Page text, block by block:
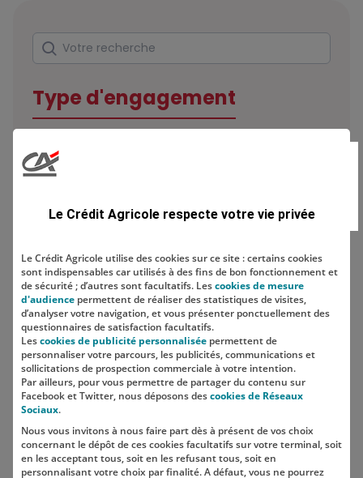
Rechercher
Votre recherche
Type d'engagement
Localisation
SUIVEZ-NOUS SUR LES RÉSEAUX
SOCIAUX
Le Crédit Agricole respecte votre vie privée
Le Crédit Agricole utilise des cookies sur ce site : certains cookies
sont indispensables car utilisés à des fins de bon fonctionnement et
de sécurité ; d’autres sont facultatifs. Lescookies de mesure
d'audience permettent de réaliser des statistiques de visites,
d’analyser votre navigation, et vous présenter ponctuellement des
questionnaires de satisfaction facultatifs.
Lescookies de publicité personnalisée permettent de
personnaliser votre parcours, les publicités, communications et
sollicitations de prospection commerciale à votre intention.
Par ailleurs, pour vous permettre de partager du contenu sur
Facebook et Twitter, nous déposons descookies de Réseaux
Sociaux.
Nous vous invitons à nous faire part dès à présent de vos choix
concernant le dépôt de ces cookies facultatifs sur votre terminal, soit
en les acceptant tous, soit en les refusant tous, soit en
personnalisant votre choix par finalité. A défaut, vous ne pourrez